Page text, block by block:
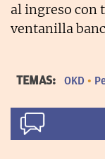
al ingreso con
ventanilla
TEMAS: OKD